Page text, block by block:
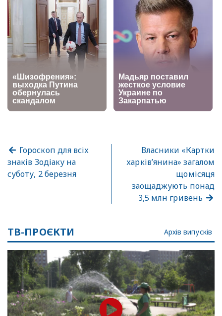
Гороскоп для всіх
знаків Зодіаку на
суботу, 2 березня
Власники «Картки
харків’янина» загалом
щомісяця
заощаджують понад
3,5 млн гривень
ТВ-ПРОЄКТИ Архів випусків